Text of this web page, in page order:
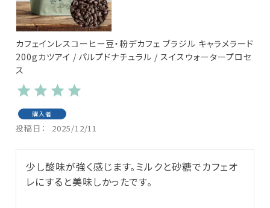
カフェインレスコーヒー豆・粉デカフェ ブラジル キャラメラード
200gカツアイ / パルプドナチュラル / スイスウォータープロセ
ス
購入者
投稿日 2025/12/11
少し酸味が強く感じます。ミルクと砂糖でカフェオ
レにすると美味しかったです。